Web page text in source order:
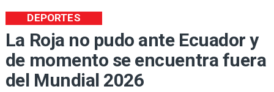
La Roja no pudo ante Ecuador y
de momento se encuentra fuera
del Mundial 2026
DEPORTES